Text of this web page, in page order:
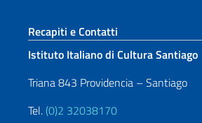
Sezione footer
Recapiti e Contatti
Istituto Italiano di Cultura Santiago
Triana 843 Providencia – Santiago
Tel. (0)2 32038170